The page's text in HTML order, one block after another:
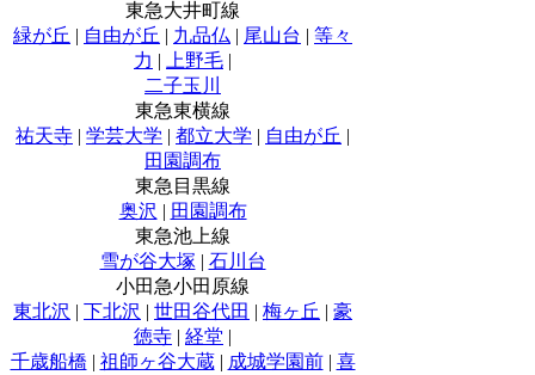
東急大井町線
緑が丘 | 自由が丘 | 九品仏 | 尾山台 | 等々
力 | 上野毛 |
二子玉川
東急東横線
祐天寺 | 学芸大学 | 都立大学 | 自由が丘 |
田園調布
東急目黒線
奥沢 | 田園調布
東急池上線
雪が谷大塚 | 石川台
小田急小田原線
東北沢 | 下北沢 | 世田谷代田 | 梅ヶ丘 | 豪
徳寺 | 経堂 |
千歳船橋 | 祖師ヶ谷大蔵| 成城学園前| 喜